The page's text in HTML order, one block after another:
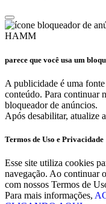
HAMM
parece que você usa um
A publicidade é uma
conteúdo. Para continuar
bloqueador de anúncios.
Após desabilitar, atualize
Termos de Uso e Privacidade
Esse site utiliza cookies
navegação. Ao continuar
com nossos Termos de
Para mais informações,